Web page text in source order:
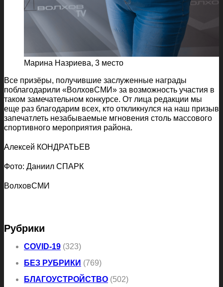
Марина Назриева, 3 место
Все призёры, получившие заслуженные награды
поблагодарили «ВолховСМИ» за возможность участия в
таком замечательном конкурсе. От лица редакции мы
еще раз благодарим всех, кто откликнулся на наш призыв
запечатлеть незабываемые мгновения столь массового
спортивного мероприятия района.
Алексей КОНДРАТЬЕВ
Фото: Даниил СПАРК
ВолховСМИ
Рубрики
COVID-19 (323)
БЕЗ РУБРИКИ (769)
БЛАГОУСТРОЙСТВО (502)